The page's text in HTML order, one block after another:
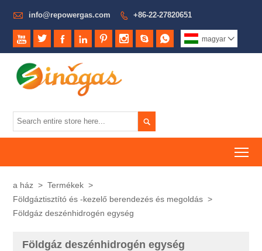
 info@repowergas.com  +86-22-27820651
        magyar 

a ház > Termékek >
Földgáztisztító és -kezelő berendezés és megoldás >
Földgáz deszénhidrogén egység
Földgáz deszénhidrogén egység